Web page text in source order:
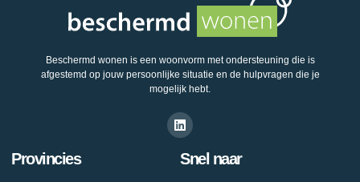
Beschermd wonen is een woonvorm met ondersteuning die is
afgestemd op jouw persoonlijke situatie en de hulpvragen die je
mogelijk hebt.
Provincies Snel naar